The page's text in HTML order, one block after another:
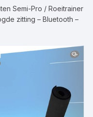
Semi-Pro / Roeitrainer
zitting – Bluetooth –